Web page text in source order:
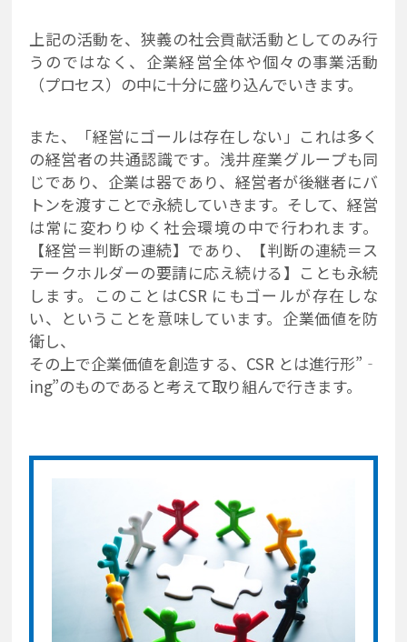
上記の活動を、狭義の社会貢献活動としてのみ行
うのではなく、企業経営全体や個々の事業活動
（プロセス）の中に十分に盛り込んでいきます。
また、「経営にゴールは存在しない」これは多く
の経営者の共通認識です。浅井産業グループも同
じであり、企業は器であり、経営者が後継者にバ
トンを渡すことで永続していきます。そして、経営
は常に変わりゆく社会環境の中で行われます。
【経営＝判断の連続】であり、【判断の連続＝ス
テークホルダーの要請に応え続ける】ことも永続
します。このことはCSR にもゴールが存在しな
い、ということを意味しています。企業価値を防
衛し、
その上で企業価値を創造する、CSR とは進行形”‐
ing”のものであると考えて取り組んで行きます。